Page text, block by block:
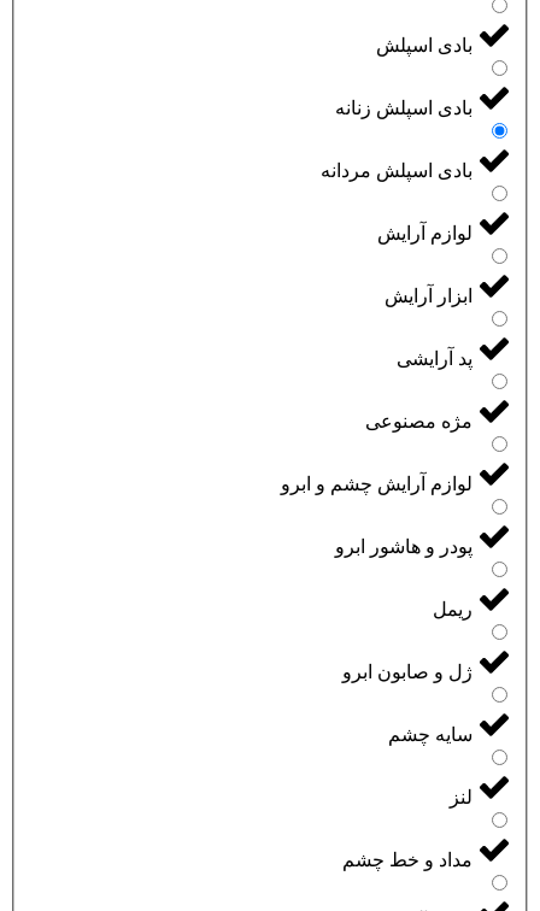
بادی اسپلش
بادی اسپلش زنانه
بادی اسپلش مردانه
لوازم آرایش
ابزار آرایش
پد آرایشی
مژه مصنوعی
لوازم آرایش چشم و ابرو
پودر و هاشور ابرو
ریمل
ژل و صابون ابرو
سایه چشم
لنز
مداد و خط چشم